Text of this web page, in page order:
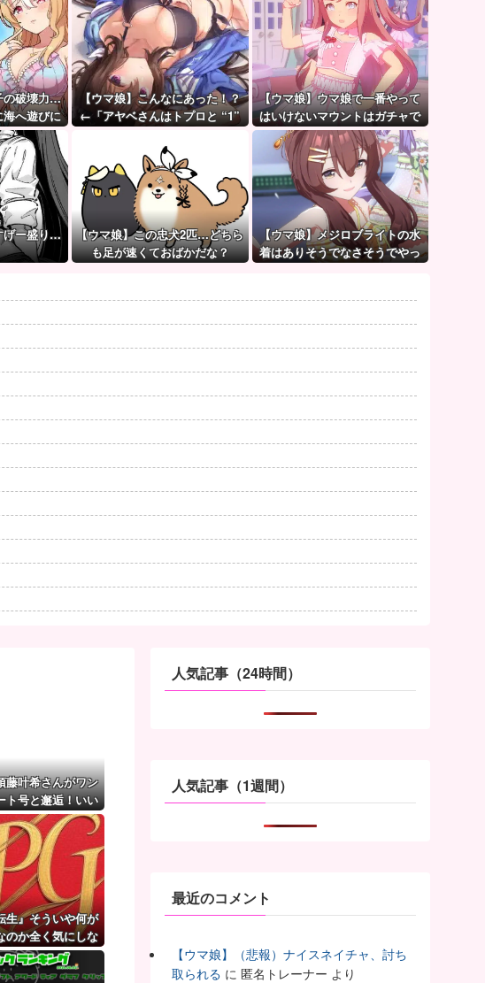
の破壊力…
へ遊びに
た。
【ウマ娘】こんなにあった！？
←「アヤベさんはトプロと “1”
【ウマ娘】ウマ娘で一番やって
はいけないマウントはガチャで
も育成でもグッズでもなく、こ
れ。
げー盛り…
【ウマ娘】この忠犬2匹…どちら
も足が速くておばかだな？
【ウマ娘】メジロブライトの水
着はありそうでなさそうでやっ
藤叶希さんがワン
ト号と邂逅！いい
ョットだ
生』そういや何が
のか全く気にしな
てた『真・女神転
生2』
人気記事（24時間）
人気記事（1週間）
最近のコメント
【ウマ娘】（悲報）ナイスネイチャ、討ち
取られる に 匿名トレーナー より